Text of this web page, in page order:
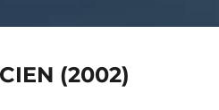
(2002)